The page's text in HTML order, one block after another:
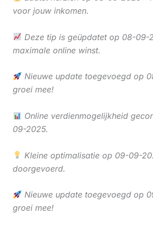
voor jouw inkomen.
Deze tip is geüpdatet op 08-09-
maximale online winst.
Nieuwe update toegevoegd op
groei mee!
Online verdienmogelijkheid
09-2025.
Kleine optimalisatie op 09-09-
doorgevoerd.
Nieuwe update toegevoegd op
groei mee!